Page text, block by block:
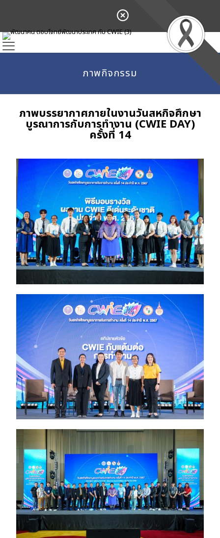
ภาพกิจกรรม
ภาพบรรยากาศภายในงานวันสหกิจศึกษา
บูรณาการกับการทำงาน (CWIE DAY)
ครั้งที่ 14